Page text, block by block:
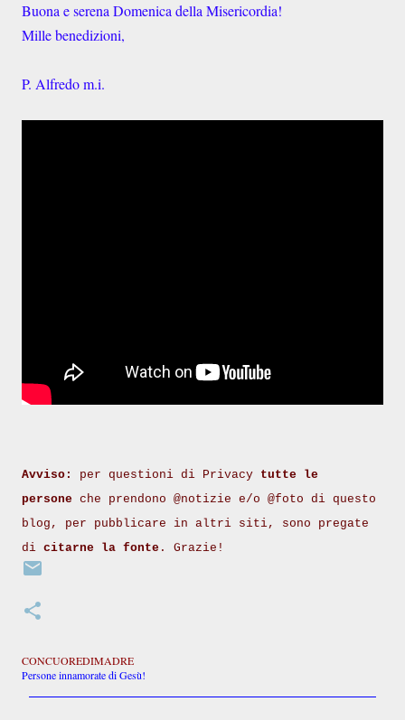
Buona e serena Domenica della Misericordia!
Mille benedizioni,
P. Alfredo m.i.
Avviso: per questioni di Privacy tutte le
persone che prendono @notizie e/o @foto di questo
blog, per pubblicare in altri siti, sono pregate
di citarne la fonte . Grazie!
CONCUOREDIMADRE
Persone innamorate di Gesù!